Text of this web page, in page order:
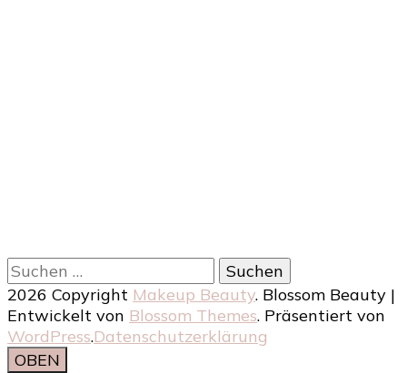
Suchen
nach:
2026 Copyright Makeup Beauty. Blossom Beauty |
Entwickelt von Blossom Themes. Präsentiert von
WordPress.Datenschutzerklärung
OBEN